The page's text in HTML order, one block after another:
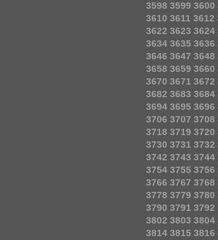
3598 3599 3600
3610 3611 3612
3622 3623 3624
3634 3635 3636
3646 3647 3648
3658 3659 3660
3670 3671 3672
3682 3683 3684
3694 3695 3696
3706 3707 3708
3718 3719 3720
3730 3731 3732
3742 3743 3744
3754 3755 3756
3766 3767 3768
3778 3779 3780
3790 3791 3792
3802 3803 3804
3814 3815 3816